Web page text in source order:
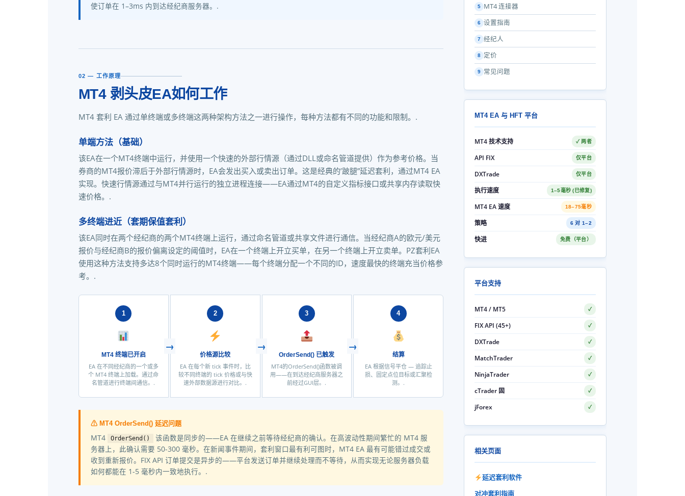
使订单在 1–3ms 内到达经纪商服务器。.
02 — 工作原理
MT4 剥头皮EA如何工作
MT4 套利 EA 通过单终端或多终端这两种架构方法之一进行操作，每种方法都有不同的功能和限制。.
单端方法（基础）
该EA在一个MT4终端中运行，并使用一个快速的外部行情源（通过DLL或命名管道提供）作为参考价格。当
券商的MT4报价滞后于外部行情源时，EA会发出买入或卖出订单。这是经典的’跛腿”延迟套利，通过MT4 EA
实现。快速行情源通过与MT4并行运行的独立进程连接——EA通过MT4的自定义指标接口或共享内存读取快
速价格。.
多终端进近（套期保值套利）
该EA同时在两个经纪商的两个MT4终端上运行，通过命名管道或共享文件进行通信。当经纪商A的欧元/美元
报价与经纪商B的报价偏离设定的阈值时，EA在一个终端上开立买单，在另一个终端上开立卖单。PZ套利EA
使用这种方法支持多达8个同时运行的MT4终端——每个终端分配一个不同的ID，速度最快的终端充当价格参
考。.
1
MT4 终端已开启
EA 在不同经纪商的一个或多
个 MT4 终端上加载。通过命
名管道进行终端间通信。.
2
价格源比较
EA 在每个新 tick 事件时，比
较不同终端的 tick 价格或与快
速外部数据源进行对比。.
3
OrderSend() 已触发
MT4的OrderSend()函数被调
用——在到达经纪商服务器之
前经过GUI层。.
4
结算
EA 根据信号平仓 — 追踪止
损、固定点位目标或汇聚检
测。.
⚠ MT4 OrderSend() 延迟问题
MT4 OrderSend()
该函数是同步的——EA 在继续之前等待经纪商的确认。在高波动性期间繁忙的 MT4 服
务器上，此确认需要 50-300 毫秒。在新闻事件期间，套利窗口最有利可图时，MT4 EA 最有可能错过成交或
收到重新报价。FIX API 订单提交是异步的——平台发送订单并继续处理而不等待，从而实现无论服务器负载
如何都能在 1-5 毫秒内一致地执行。.
5 MT4 连接器
6 设置指南
7 经纪人
8 定价
9 常见问题
MT4 EA 与 HFT 平台
MT4 技术支持 ✓ 两者
API FIX 仅平台
DXTrade 仅平台
执行速度 1–5毫秒 (已修复)
MT4 EA 速度 18–75毫秒
策略 6 对 1–2
快进 免费（平台）
平台支持
MT4 / MT5 ✓
FIX API (45+) ✓
DXTrade ✓
MatchTrader ✓
NinjaTrader ✓
cTrader 固 ✓
jForex ✓
相关页面
延迟套利软件
对冲套利指南